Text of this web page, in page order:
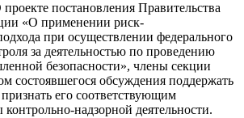
постановления Правительства
«О применении риск-
при осуществлении федерального
за деятельностью по проведению
безопасности», члены секции
состоявшегося обсуждения поддержать
его соответствующим
надзорной деятельности.